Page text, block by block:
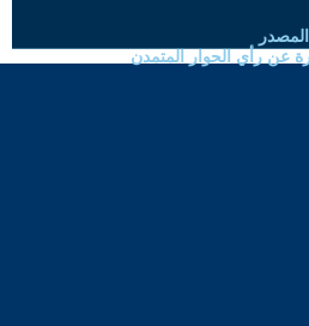
عن رأي الحوار المتمدن